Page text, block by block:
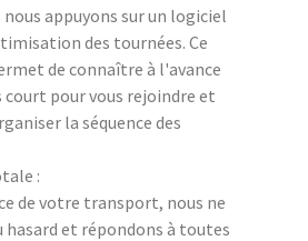
appuyons sur un logiciel
des tournées. Ce
de connaître à l'avance
pour vous rejoindre et
la séquence des
:
de votre transport, nous ne
hasard et répondons à toutes